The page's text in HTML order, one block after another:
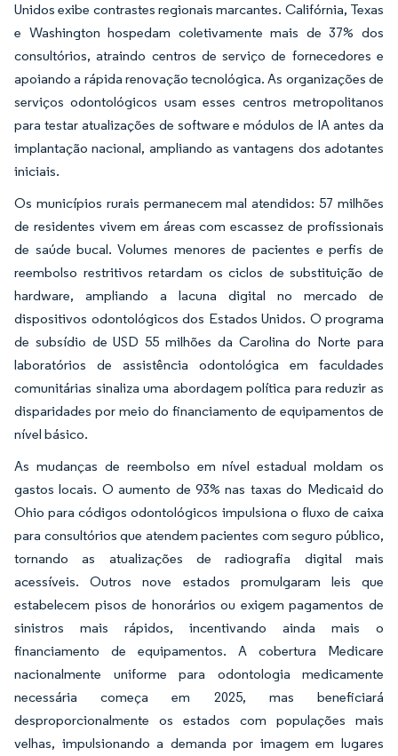
Unidos exibe contrastes regionais marcantes. Califórnia, Texas
e Washington hospedam coletivamente mais de 37% dos
consultórios, atraindo centros de serviço de fornecedores e
apoiando a rápida renovação tecnológica. As organizações de
serviços odontológicos usam esses centros metropolitanos
para testar atualizações de software e módulos de IA antes da
implantação nacional, ampliando as vantagens dos adotantes
iniciais.
Os municípios rurais permanecem mal atendidos: 57 milhões
de residentes vivem em áreas com escassez de profissionais
de saúde bucal. Volumes menores de pacientes e perfis de
reembolso restritivos retardam os ciclos de substituição de
hardware, ampliando a lacuna digital no mercado de
dispositivos odontológicos dos Estados Unidos. O programa
de subsídio de USD 55 milhões da Carolina do Norte para
laboratórios de assistência odontológica em faculdades
comunitárias sinaliza uma abordagem política para reduzir as
disparidades por meio do financiamento de equipamentos de
nível básico.
As mudanças de reembolso em nível estadual moldam os
gastos locais. O aumento de 93% nas taxas do Medicaid do
Ohio para códigos odontológicos impulsiona o fluxo de caixa
para consultórios que atendem pacientes com seguro público,
tornando as atualizações de radiografia digital mais
acessíveis. Outros nove estados promulgaram leis que
estabelecem pisos de honorários ou exigem pagamentos de
sinistros mais rápidos, incentivando ainda mais o
financiamento de equipamentos. A cobertura Medicare
nacionalmente uniforme para odontologia medicamente
necessária começa em 2025, mas beneficiará
desproporcionalmente os estados com populações mais
velhas, impulsionando a demanda por imagem em lugares